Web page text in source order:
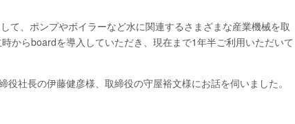
て、ポンプやボイラーなど水に関連するさまざまな産業機械を取
からboardを導入していただき、現在まで1年半ご利用いただいて
社長の伊藤健彦様、取締役の守屋裕文様にお話を伺いました。